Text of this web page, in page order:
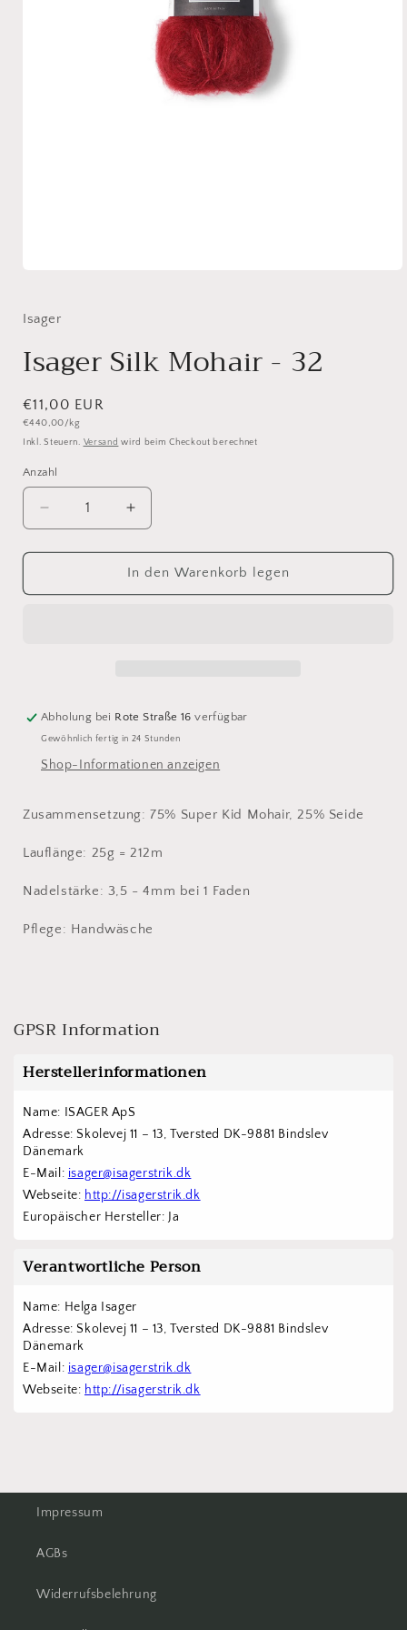
Modal
öffnen
Isager
Isager Silk Mohair - 32
Normaler
Preis
€11,00 EUR
Grundpreis
€440,00/kg
Inkl. Steuern. Versand wird beim Checkout berechnet
Anzahl
Anzahl
Verringere
die
Menge
Isager
Erhöhe
die
Menge
für
Isager
In den Warenkorb legen
Abholung bei Rote Straße 16 verfügbar
Gewöhnlich fertig in 24 Stunden
Shop-Informationen anzeigen
Zusammensetzung: 75% Super Kid Mohair, 25% Seide
Lauflänge: 25g = 212m
Nadelstärke: 3,5 - 4mm bei 1 Faden
Pflege: Handwäsche
GPSR Information
Herstellerinformationen
Name: ISAGER ApS
Adresse: Skolevej 11 – 13, Tversted DK-9881 Bindslev
Dänemark
E-Mail: isager@isagerstrik.dk
Webseite: http://isagerstrik.dk
Europäischer Hersteller: Ja
Verantwortliche Person
Name: Helga Isager
Adresse: Skolevej 11 – 13, Tversted DK-9881 Bindslev
Dänemark
E-Mail: isager@isagerstrik.dk
Webseite: http://isagerstrik.dk
Impressum
AGBs
Widerrufsbelehrung